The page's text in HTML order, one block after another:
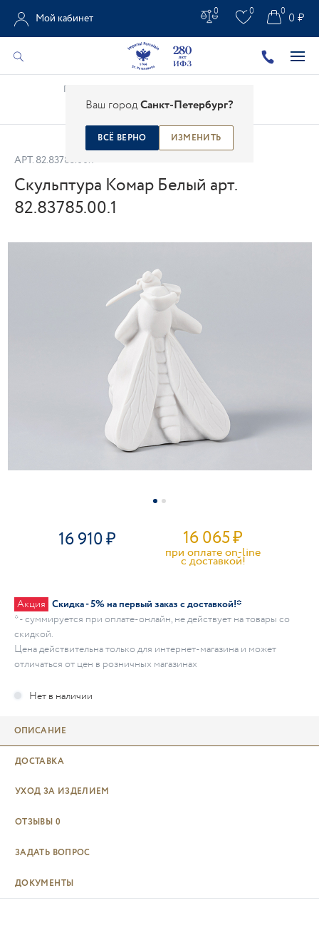
Ваш городСанкт-Петербург?
ВСЁ ВЕРНО ИЗМЕНИТЬ
Мой кабинет
0 0 0 ₽
0
Главная
Скульптура Комар Белый арт. 82.83785.00.1
АРТ. 82.83785.00.1
Скульптура Комар Белый арт.
82.83785.00.1
16 910 16 065₽
при оплате on-line
c доставкой!
Акция Скидка - 5% на первый заказ с доставкой!*
* - суммируется при оплате-онлайн, не действует на товары со
скидкой.
Цена действительна только для интернет-магазина и может
отличаться от цен в розничных магазинах
ОПИСАНИЕ
ДОСТАВКА
УХОД ЗА ИЗДЕЛИЕМ
ОТЗЫВЫ 0
ЗАДАТЬ ВОПРОС
ДОКУМЕНТЫ